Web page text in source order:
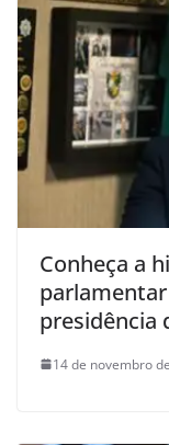
Conheça a
presidência
14 de novembro